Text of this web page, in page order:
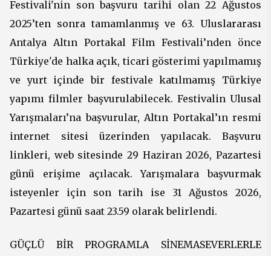
Festivali'nin son başvuru tarihi olan 22 Ağustos
2025’ten sonra tamamlanmış ve 63.Uluslararası
Antalya Altın Portakal Film Festivali’nden önce
Türkiye'de halka açık, ticari gösterimi yapılmamış
ve yurt içinde bir festivale katılmamış Türkiye
yapımı filmler başvurulabilecek. Festivalin Ulusal
Yarışmaları’na başvurular, Altın Portakal’ın resmi
internet sitesi
üzerinden yapılacak. Başvuru
linkleri, web sitesinde 29 Haziran 2026, Pazartesi
günü erişime açılacak. Yarışmalara başvurmak
isteyenler için son tarih ise 31 Ağustos 2026,
Pazartesi günü saat 23.59 olarak belirlendi.
GÜÇLÜ BİR PROGRAMLA SİNEMASEVERLERLE